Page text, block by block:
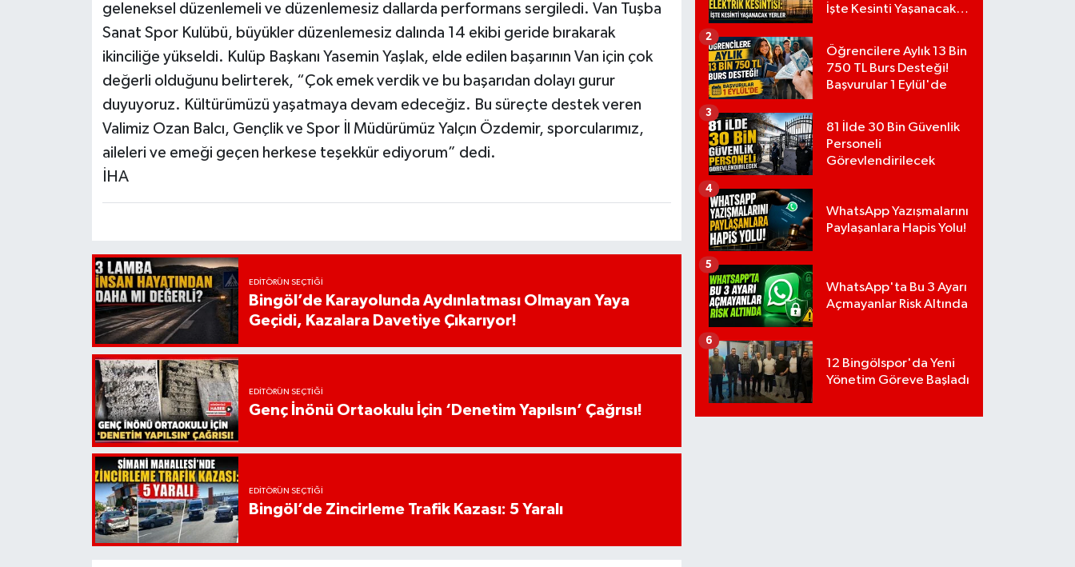
geleneksel düzenlemeli ve düzenlemesiz dallarda performans sergiledi. Van Tuşba
Sanat Spor Kulübü, büyükler düzenlemesiz dalında 14 ekibi geride bırakarak
ikinciliğe yükseldi. Kulüp Başkanı Yasemin Yaşlak, elde edilen başarının Van için çok
değerli olduğunu belirterek, “Çok emek verdik ve bu başarıdan dolayı gurur
duyuyoruz. Kültürümüzü yaşatmaya devam edeceğiz. Bu süreçte destek veren
Valimiz Ozan Balcı, Gençlik ve Spor İl Müdürümüz Yalçın Özdemir, sporcularımız,
aileleri ve emeği geçen herkese teşekkür ediyorum” dedi.
İHA
EDITÖRÜN SEÇTIĞI
Bingöl’de Karayolunda Aydınlatması Olmayan Yaya
Geçidi, Kazalara Davetiye Çıkarıyor!
EDITÖRÜN SEÇTIĞI
Genç İnönü Ortaokulu İçin ‘Denetim Yapılsın’ Çağrısı!
EDITÖRÜN SEÇTIĞI
Bingöl’de Zincirleme Trafik Kazası: 5 Yaralı
İşte Kesinti Yaşanacak
Öğrencilere Aylık 13 Bin
750 TL Burs Desteği!
Başvurular 1 Eylül'de
2
81 İlde 30 Bin Güvenlik
Personeli
Görevlendirilecek
3
WhatsApp Yazışmalarını
Paylaşanlara Hapis Yolu!
4
WhatsApp'ta Bu 3 Ayarı
Açmayanlar Risk Altında
5
12 Bingölspor'da Yeni
Yönetim Göreve Başladı
6